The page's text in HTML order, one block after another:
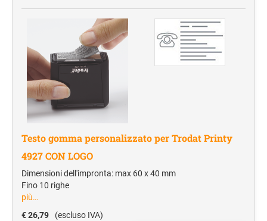
Testo gomma personalizzato per Trodat Printy
4927 CON LOGO
Dimensioni dell'impronta: max 60 x 40 mm
Fino 10 righe
più…
€ 26,79
(escluso IVA)